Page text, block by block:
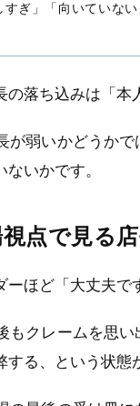
すぎ」「向いていな
の落ち込みは「
が弱いかどうか
いかです。
点で見る
ほど「大丈夫
もクレームを思
する、という状